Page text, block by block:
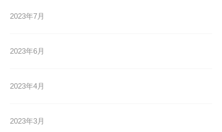
2023年7月
2023年6月
2023年4月
2023年3月